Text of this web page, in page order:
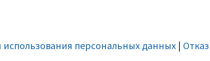
сравнение?
использования персональных данных |